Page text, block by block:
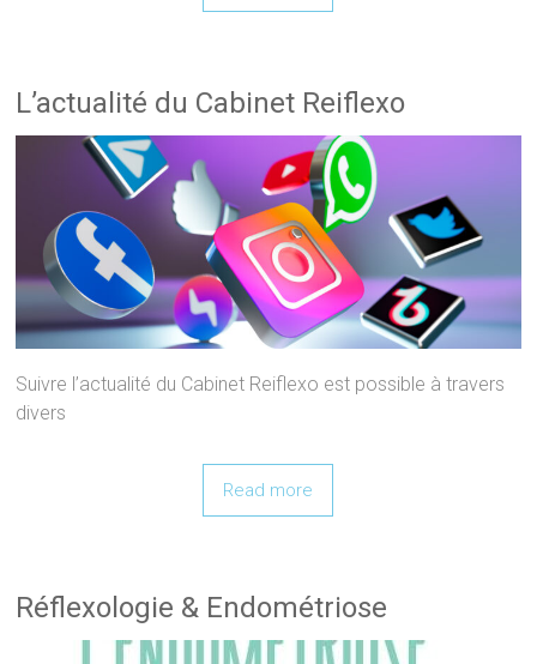
L’actualité du Cabinet Reiflexo
Suivre l’actualité du Cabinet Reiflexo est possible à travers
divers
Read more
Réflexologie & Endométriose